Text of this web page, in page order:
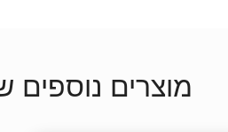
מוצרים נוספים